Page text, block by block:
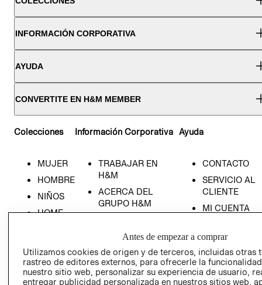
INFORMACIÓN CORPORATIVA
AYUDA
CONVERTITE EN H&M MEMBER
Colecciones
MUJER
HOMBRE
NIÑOS
HOME
Información Corporativa
TRABAJAR EN
H&M
ACERCA DEL
GRUPO H&M
SOCIAL
PRENSA
RELACIÓN CON
INVERSIONISTAS
Ayuda
CONTACTO
SERVICIO AL
CLIENTE
MI CUENTA
TIENDAS
- RETIRO EN
TIENDA
Antes de empezar a comprar
Utilizamos cookies de origen y de terceros, incluidas otras
rastreo de editores externos, para ofrecerle la
nuestro sitio web, personalizar su experiencia de usuario,
entregar publicidad personalizada en nuestros sitios web,